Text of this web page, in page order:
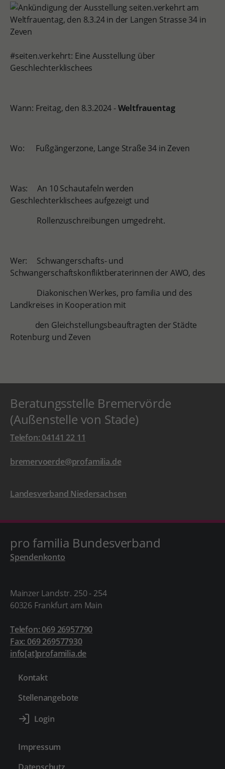
#seiten.verkehrt: Eine Ausstellung über
Geschlechterklischees
Wann: Freitag, den 8.3.2024 -Weltfrauentag
Wo: Fußgängerzone, Lange Straße 34 in Zeven
Was: An 10 Schautafeln werden
Geschlechterklischees aufgezeigt und
Rollenzuschreibungen umgedreht.
Wer: Schwangerschafts- und
Schwangerschaftskonfliktberaterinnen der AWO, des
Diakonischen Werkes, pro familia und des
Landkreises in Kooperation mit
den Gleichstellungsbeauftragten der Städte
Rotenburg und Zeven
Beratungsstelle Bremervörde
(Außenstelle von Stade)
Telefon: 04141 22 11
bremervoerde@profamilia.de
Landesverband Niedersachsen
pro familia Bundesverband
Spendenkonto
Mainzer Landstr. 250 - 254
60326 Frankfurt am Main
Telefon: 069 26957790
Fax: 069 269577930
info[at]profamilia.de
Kontakt
Stellenangebote
Impressum